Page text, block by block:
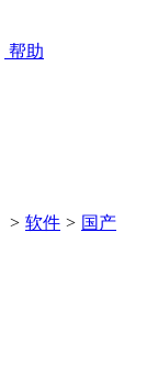
帮助
> 软件 > 国产